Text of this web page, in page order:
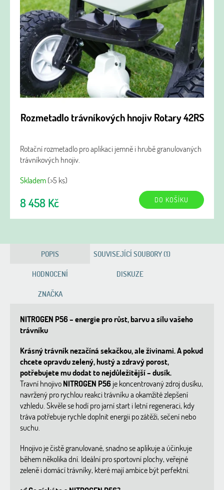
Rozmetadlo trávníkových hnojiv Rotary 42RS
Rotační rozmetadlo pro aplikaci jemně i hrubě granulovaných
trávníkových hnojiv.
Skladem(>5 ks)
8 458 Kč DO KOŠÍKU
POPIS
SOUVISEJÍCÍ SOUBORY (1)
HODNOCENÍ
DISKUZE
ZNAČKA
NITROGEN P56 – energie pro růst, barvu a sílu vašeho
trávníku
Krásný trávník nezačíná sekačkou, ale živinami. A pokud
chcete opravdu zelený, hustý a zdravý porost,
potřebujete mu dodat to nejdůležitější – dusík.
Travní hnojivoNITROGEN P56je koncentrovaný zdroj dusíku,
navržený pro rychlou reakci trávníku a okamžité zlepšení
vzhledu. Skvěle se hodí pro jarní start i letní regeneraci, kdy
tráva potřebuje rychle doplnit energii po zátěži, sečení nebo
suchu.
Hnojivo je čistě granulované, snadno se aplikuje a účinkuje
během několika dní. Ideální pro sportovní plochy, veřejné
zeleně i domácí trávníky, které mají ambice být perfektní.